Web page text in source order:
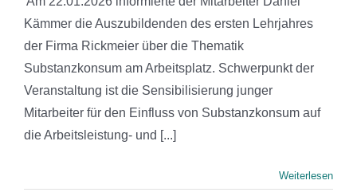
Kämmer die Auszubildenden des ersten Lehrjahres
der Firma Rickmeier über die Thematik
Substanzkonsum am Arbeitsplatz. Schwerpunkt der
Veranstaltung ist die Sensibilisierung junger
Mitarbeiter für den Einfluss von Substanzkonsum auf
die Arbeitsleistung- und [...]
Weiterlesen